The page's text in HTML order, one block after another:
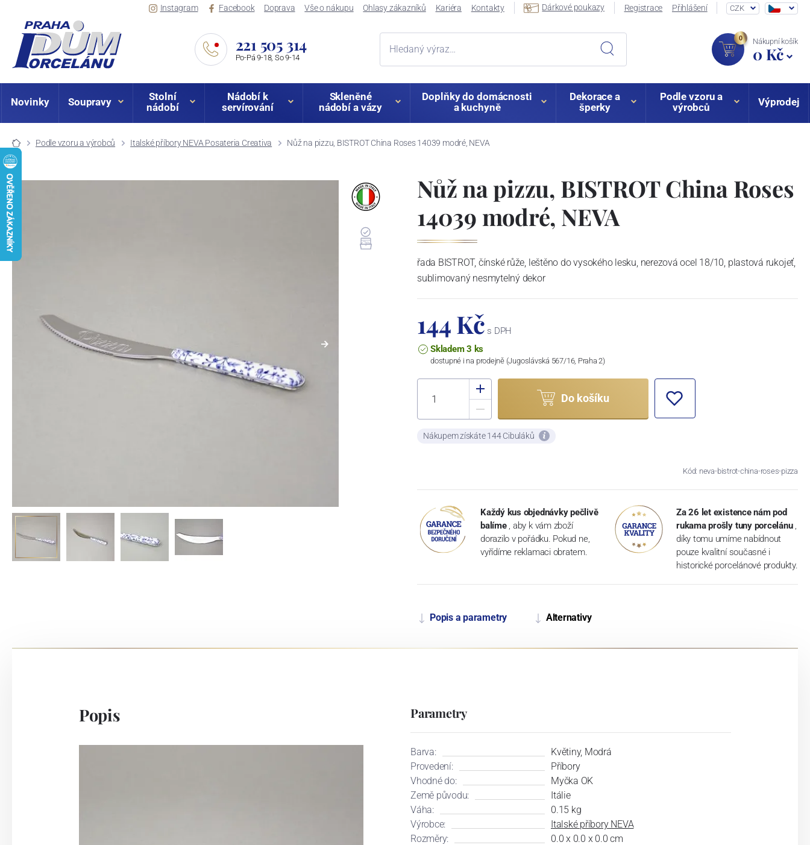
Instagram Facebook Doprava Vše o nákupu Ohlasy zákazníků Kariéra Kontakty Dárkové poukazy Registrace Přihlášení CZK
221 505 314
Po-Pá 9-18, So 9-14
0 Nákupní košík
0 Kč
Novinky Soupravy
Stolní
nádobí
Nádobí k
servírování
Skleněné
nádobí a vázy
Doplňky do domácnosti
a kuchyně
Dekorace a
šperky
Podle vzoru a
výrobců
Výprodej
Podle vzoru a výrobců Italské příbory NEVA Posateria Creativa Nůž na pizzu, BISTROT China Roses 14039 modré, NEVA
Nůž na pizzu, BISTROT China Roses
14039 modré, NEVA
řada BISTROT, čínské růže, leštěno do vysokého lesku, nerezová ocel 18/10, plastová rukojeť,
sublimovaný nesmytelný dekor
144 Kč s DPH
Skladem 3 ks
dostupné i na prodejně (Jugoslávská 567/16, Praha 2)
Do košíku
Nákupem získáte 144 Cibuláků
Kód: neva-bistrot-china-roses-pizza
Každý kus objednávky pečlivě
balíme , aby k vám zboží
dorazilo v pořádku. Pokud ne,
vyřídíme reklamaci obratem.
Za 26 let existence nám pod
rukama prošly tuny porcelánu ,
díky tomu umíme nabídnout
pouze kvalitní současné i
historické porcelánové produkty.
Popis a parametry Alternativy
Popis Parametry
Barva:
Květiny, Modrá
Provedení:
Příbory
Vhodné do:
Myčka OK
Země původu:
Itálie
Váha:
0.15 kg
Výrobce:
Italské příbory NEVA
Rozměry:
0.0 x 0.0 x 0.0 cm